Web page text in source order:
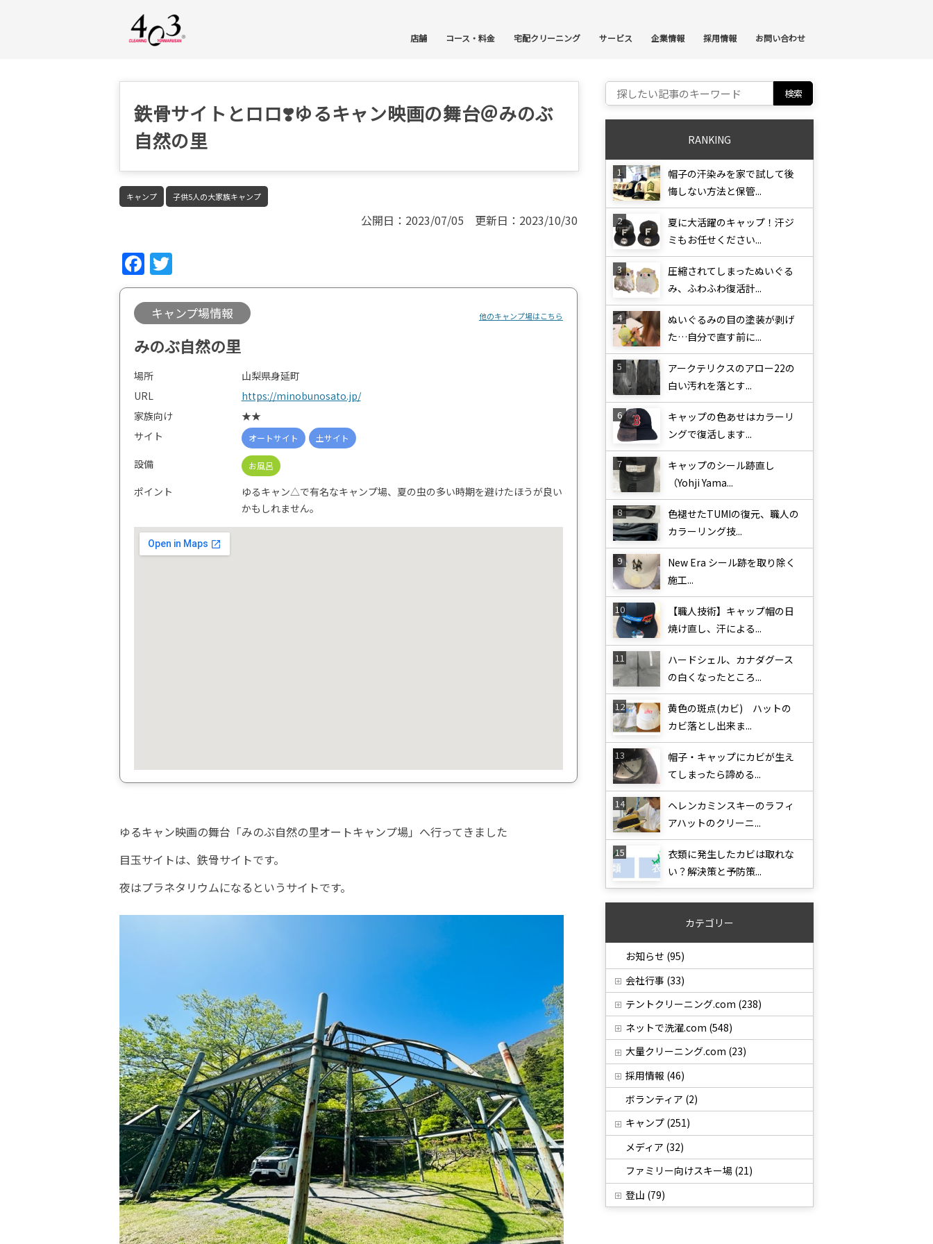
店舗 コース・料金 宅配クリーニング サービス 企業情報 採用情報 お問い合わせ
鉄骨サイトとロロ❣️ゆるキャン映画の舞台＠みのぶ
自然の里
キャンプ 子供5人の大家族キャンプ
公開日：2023/07/05 更新日：2023/10/30
Fac
ebo
ok
tter
キャンプ場情報 他のキャンプ場はこちら
みのぶ自然の里
場所
山梨県身延町
URL
https://minobunosato.jp/
家族向け
★★
サイト
オートサイト 土サイト
設備 お風呂
ポイント
ゆるキャン△で有名なキャンプ場、夏の虫の多い時期を避けたほうが良い
かもしれません。
ゆるキャン映画の舞台「みのぶ自然の里オートキャンプ場」へ行ってきました
目玉サイトは、鉄骨サイトです。
夜はプラネタリウムになるというサイトです。
Search for:
RANKING
帽子の汗染みを家で試して後
悔しない方法と保管...
夏に大活躍のキャップ！汗ジ
ミもお任せください...
圧縮されてしまったぬいぐる
み、ふわふわ復活計...
ぬいぐるみの目の塗装が剥げ
た…自分で直す前に...
アークテリクスのアロー22の
白い汚れを落とす...
キャップの色あせはカラーリ
ングで復活します...
キャップのシール跡直し
（Yohji Yama...
色褪せたTUMIの復元、職人の
カラーリング技...
New Era シール跡を取り除く
施工...
【職人技術】キャップ帽の日
焼け直し、汗による...
ハードシェル、カナダグース
の白くなったところ...
黄色の斑点(カビ) ハットの
カビ落とし出来ま...
帽子・キャップにカビが生え
てしまったら諦める...
ヘレンカミンスキーのラフィ
アハットのクリーニ...
衣類に発生したカビは取れな
い？解決策と予防策...
カテゴリー
お知らせ (95)
会社行事 (33)
テントクリーニング.com (238)
ネットで洗濯.com (548)
大量クリーニング.com (23)
採用情報 (46)
ボランティア (2)
キャンプ (251)
メディア (32)
ファミリー向けスキー場 (21)
登山 (79)